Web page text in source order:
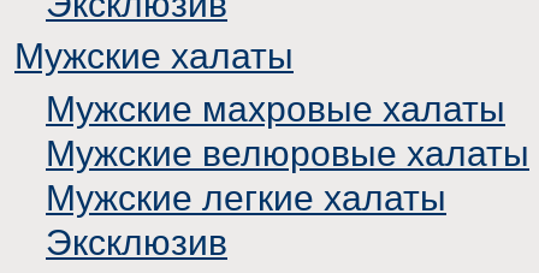
Мужские халаты
Мужские махровые халаты
Мужские велюровые халаты
Мужские легкие халаты
Эксклюзив